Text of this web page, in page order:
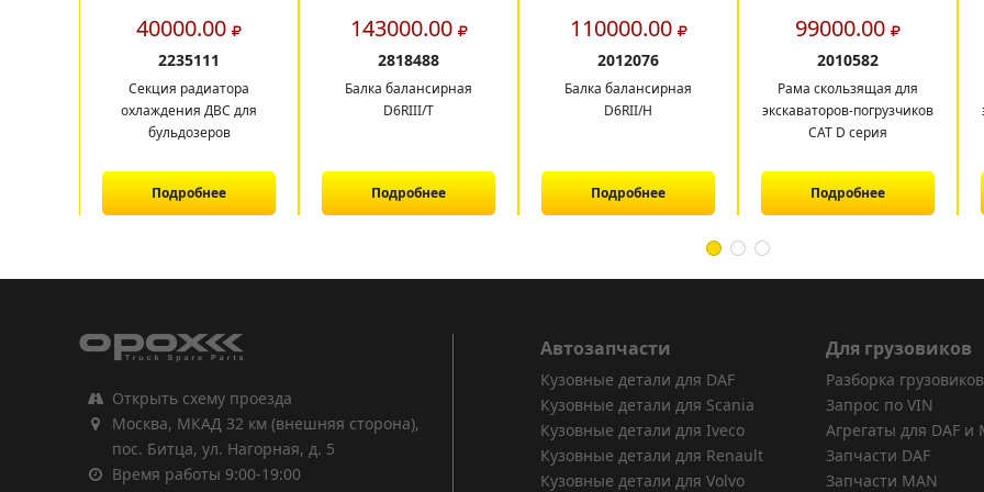
40000.00
2235111
Секция радиатора
охлаждения ДВС для
бульдозеров
Подробнее
143000.00
2818488
Балка балансирная
D6RIII/T
Подробнее
110000.00
2012076
Балка балансирная
D6RII/H
Подробнее
99000.00
2010582
Рама скользящая для
экскаваторов-погрузчиков
CAT D серия
Подробнее
Открыть схему проезда
Москва, МКАД 32 км (внешняя сторона),
пос. Битца, ул. Нагорная, д. 5
Время работы 9:00-19:00
Автозапчасти
Кузовные детали для DAF
Кузовные детали для Scania
Кузовные детали для Iveco
Кузовные детали для Renault
Кузовные детали для Volvo
Для грузовиков
Разборка грузовиков
Запрос по VIN
Агрегаты для DAF и
Запчасти DAF
Запчасти MAN